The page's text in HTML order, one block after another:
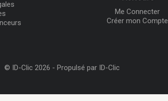
Me Connecter
Créer mon Compte
© ID-Clic 2026 - Propulsé par ID-Clic